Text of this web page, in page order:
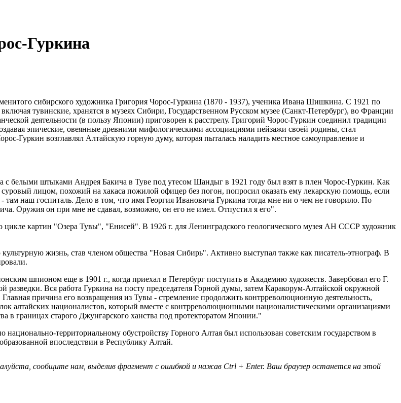
Гуркина
сибирского художника Григория Чорос-Гуркина (1870 - 1937), ученика Ивана Шишкина. С 1921 по
тувинские, хранятся в музеях Сибири, Государственном Русском музее (Санкт-Петербург), во Франции
деятельности (в пользу Японии) приговорен к расстрелу. Григорий Чорос-Гуркин соединил традиции
эпические, овеянные древними мифологическими ассоциациями пейзажи своей родины, стал
Гуркин возглавлял Алтайскую горную думу, которая пыталась наладить местное самоуправление и
с белыми штыками Андрея Бакича в Туве под утесом Шандыг в 1921 году был взят в плен Чорос-Гуркин. Как
лицом, похожий на хакаса пожилой офицер без погон, попросил оказать ему лекарскую помощь, если
там наш госпиталь. Дело в том, что имя Георгия Ивановича Гуркина тогда мне ни о чем не говорило. По
Оружия он при мне не сдавал, возможно, он его не имел. Отпустил я его".
цикле картин "Озера Тувы", "Енисей". В 1926 г. для Ленинградского геологического музея АН СССР художник
жизнь, став членом общества "Новая Сибирь". Активно выступал также как писатель-этнограф. В
шпионом еще в 1901 г., когда приехал в Петербург поступать в Академию художеств. Завербовал его Г.
Вся работа Гуркина на посту председателя Горной думы, затем Каракорум-Алтайской окружной
причина его возвращения из Тувы - стремление продолжить контрреволюционную деятельность,
алтайских националистов, который вместе с контрреволюционными националистическими организациями
в границах старого Джунгарского ханства под протекторатом Японии."
территориальному обустройству Горного Алтая был использован советским государством в
впоследствии в Республику Алтай.
сообщите нам, выделив фрагмент с ошибкой и нажав Ctrl + Enter. Ваш браузер останется на этой